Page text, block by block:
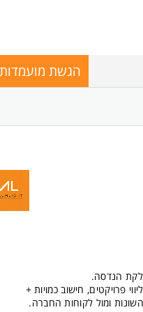
הגשת מועמדות
הנדסה.
פרויקטים, חישוב כמויות +
ומול לקוחות החברה.